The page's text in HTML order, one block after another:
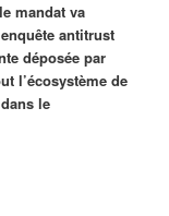
mandat va
antitrust
déposée par
l’écosystème de
le